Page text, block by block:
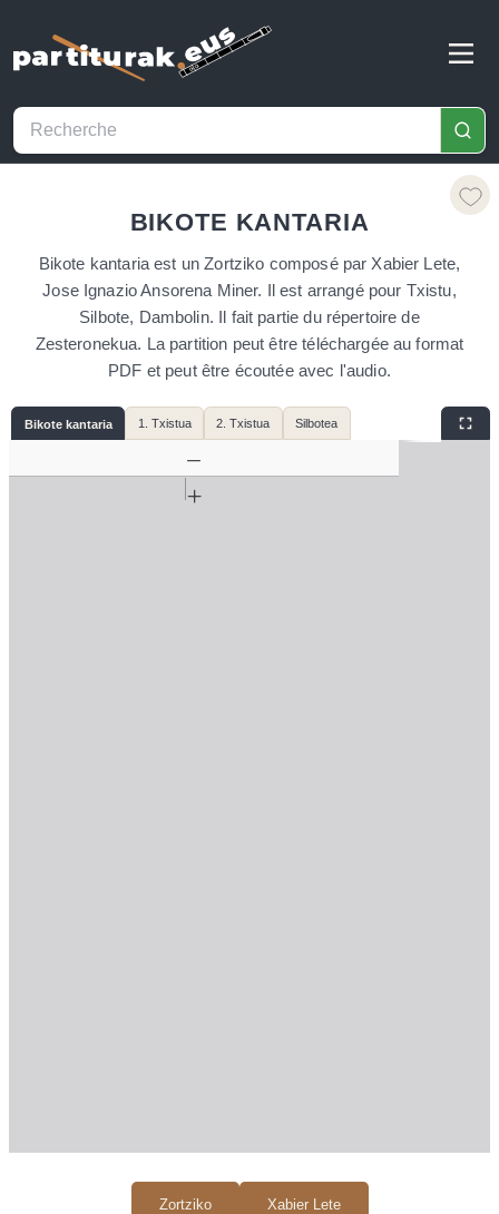
BIKOTE KANTARIA
Zortziko Xabier Lete
Bikote kantaria est un Zortziko composé par Xabier Lete,
Jose Ignazio Ansorena Miner. Il est arrangé pour Txistu,
Silbote, Dambolin. Il fait partie du répertoire de
Zesteronekua. La partition peut être téléchargée au format
PDF et peut être écoutée avec l'audio.
Bikote kantaria 1. Txistua 2. Txistua Silbotea